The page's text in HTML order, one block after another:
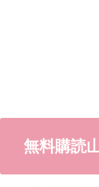
無料購読